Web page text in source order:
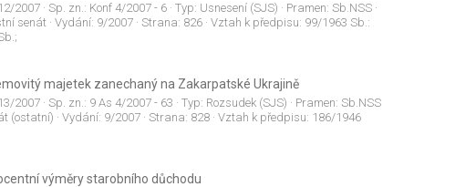
2007· Sp. zn.: Konf 4/2007 - 6· Typ: Usnesení (SJS) · Pramen: Sb.NSS·
senát· Vydání: 9/2007· Strana: 826· Vztah k předpisu: 99/1963 Sb.:
majetek zanechaný na Zakarpatské Ukrajině
2007· Sp. zn.: 9 As 4/2007 - 63 · Typ: Rozsudek (SJS) · Pramen: Sb.NSS
(ostatní) · Vydání: 9/2007· Strana: 828· Vztah k předpisu: 186/1946
výměry starobního důchodu